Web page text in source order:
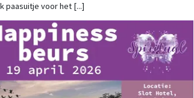
paasuitje voor het [...]